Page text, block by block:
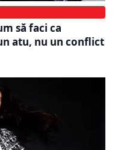
să faci ca
atu, nu un conflict